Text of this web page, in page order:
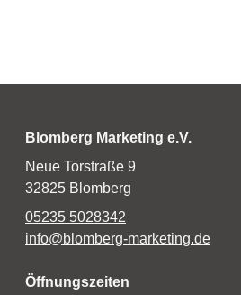
Blomberg Marketing e.V.
Neue Torstraße 9
32825 Blomberg
05235 5028342
info@blomberg-marketing.de
Öffnungszeiten